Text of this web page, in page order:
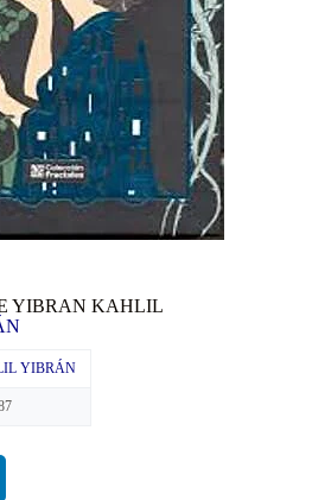
YIBRAN KAHLIL
YIBRÁN